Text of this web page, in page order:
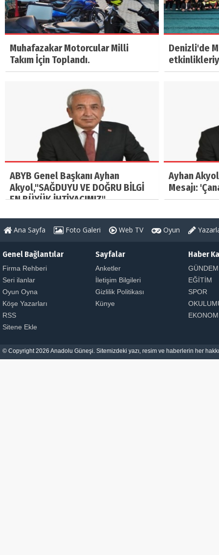
Muhafazakar Motorcular Milli
Takım İçin Toplandı.
Denizli'de
ABYB Genel Başkanı Ayhan
Akyol,"SAĞDUYU VE DOĞRU BİLGİ
EN BÜYÜK İHTİYACIMIZ"
Ayhan
Mesajı:
Ana Sayfa Foto Galeri Web TV Oyun
Genel Bağlantılar
Firma Rehberi
Seri ilanlar
Oyun Oyna
Köşe Yazarları
RSS
Sitene Ekle
Sayfalar
Anketler
İletişim Bilgileri
Gizlilik Politikası
Künye
Haber
GÜNDEM
EĞİTİM
SPOR
© Copyright 2026 Anadolu Güneşi. Sitemizdeki yazı, resim ve haberlerin her